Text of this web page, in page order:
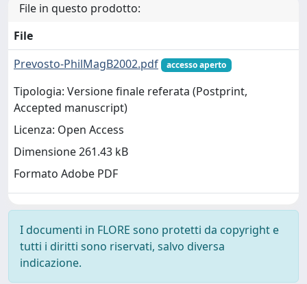
File in questo prodotto:
File
Prevosto-PhilMagB2002.pdf
accesso aperto
Tipologia: Versione finale referata (Postprint,
Accepted manuscript)
Licenza: Open Access
Dimensione 261.43 kB
Formato Adobe PDF
I documenti in FLORE sono protetti da copyright e
tutti i diritti sono riservati, salvo diversa
indicazione.